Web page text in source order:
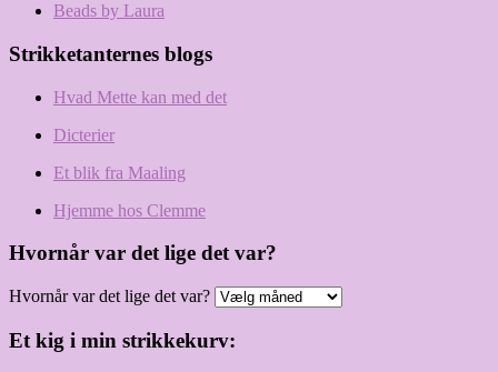
Beads by Laura
Strikketanternes blogs
Hvad Mette kan med det
Dicterier
Et blik fra Maaling
Hjemme hos Clemme
Hvornår var det lige det var?
Hvornår var det lige det var?
Et kig i min strikkekurv: